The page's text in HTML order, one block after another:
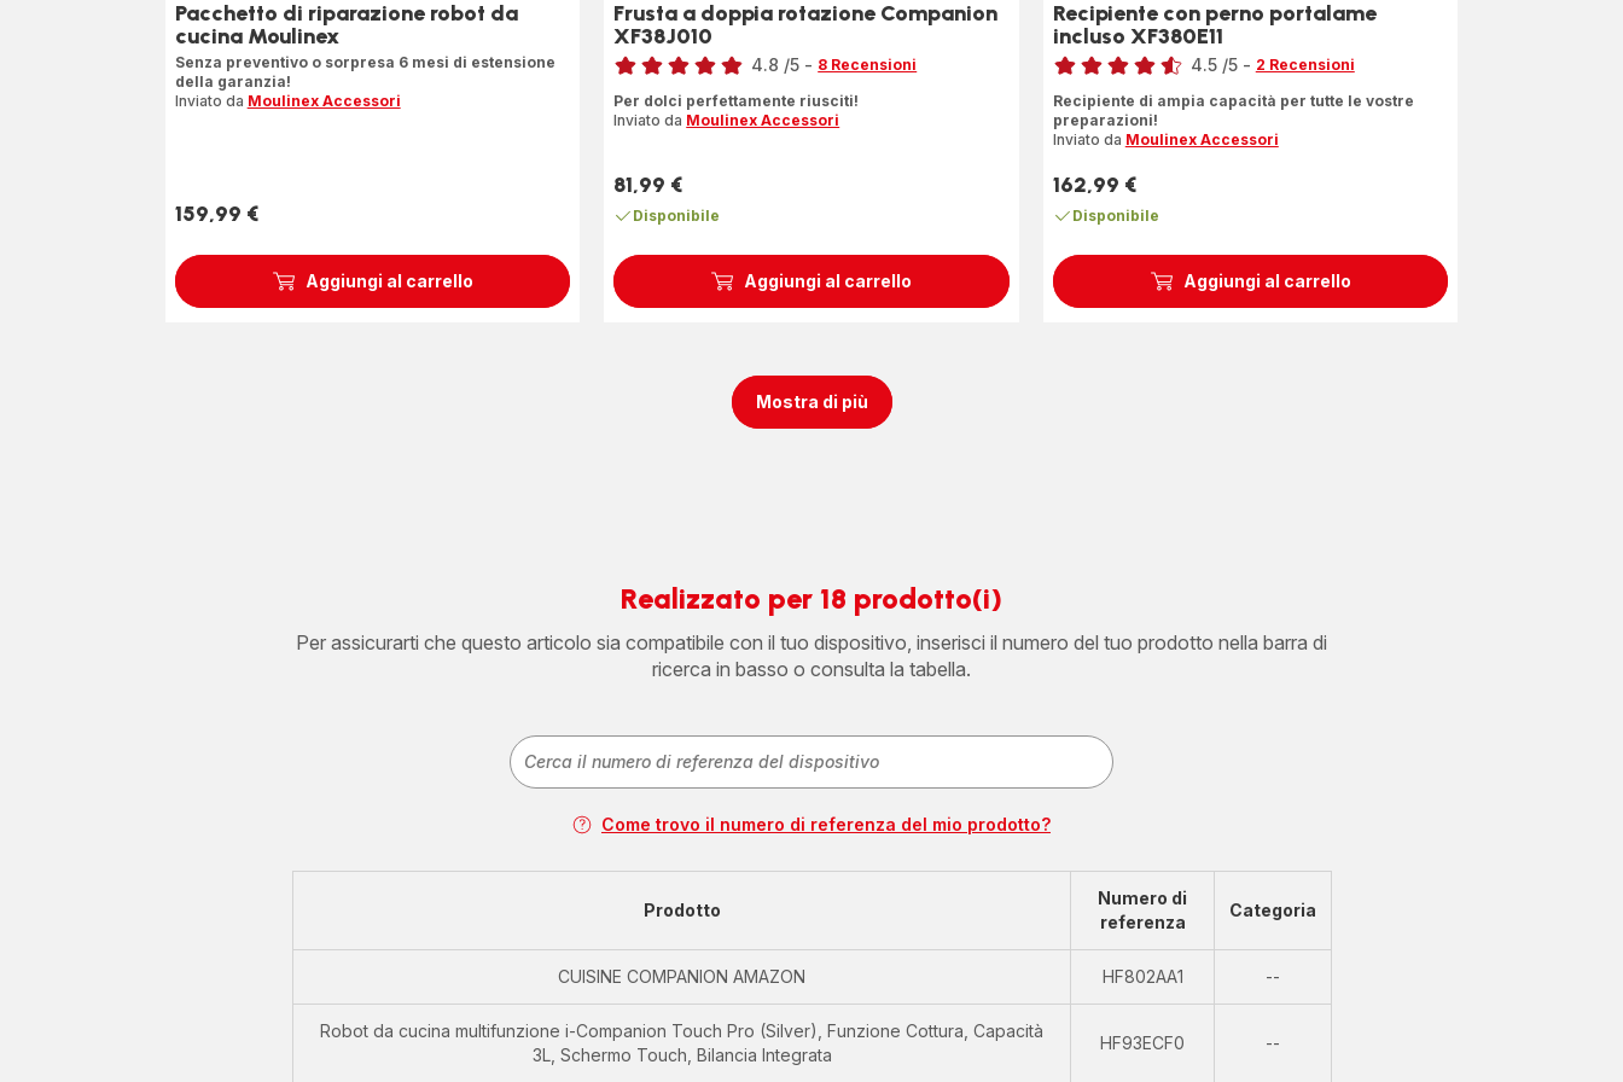
Aggiungi al carrello
Pacchetto di riparazione robot da
cucina Moulinex
Senza preventivo o sorpresa 6 mesi di estensione
della garanzia!
Inviato da Moulinex Accessori
Prezzo
159,99 €
Aggiungi al carrello
Frusta a doppia rotazione Companion
XF38J010
Voto
4.8 /5 - 8 Recensioni
Per dolci perfettamente riusciti!
Inviato da Moulinex Accessori
Prezzo
81,99 €
Disponibile
Aggiungi al carrello
Recipiente con perno portalame
incluso XF380E11
Voto
4.5 /5 - 2 Recensioni
Recipiente di ampia capacità per tutte le vostre
preparazioni!
Inviato da Moulinex Accessori
Prezzo
162,99 €
Disponibile
Mostra di più
Realizzato per 18 prodotto(i)
Per assicurarti che questo articolo sia compatibile con il tuo dispositivo, inserisci il numero del tuo prodotto nella barra di
ricerca in basso o consulta la tabella.
Come trovo il numero di referenza del mio prodotto?
Prodotto
Numero di
referenza
Categoria
CUISINE COMPANION AMAZON HF802AA1 --
disponibile
Robot da cucina multifunzione i-Companion Touch Pro (Silver), Funzione Cottura, Capacità
3L, Schermo Touch, Bilancia Integrata
HF93ECF0 --